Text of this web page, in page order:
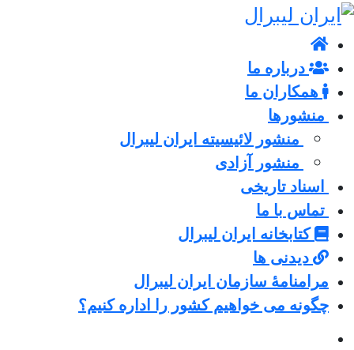
درباره ما
همکاران ما
منشورها
منشور لائیسیته ایران لیبرال
منشور آزادی
اسناد تاریخی
تماس با ما
کتابخانه ایران لیبرال
دیدنی ها
مرامنامۀ سازمان ایران لیبرال
چگونه می خواهیم کشور را اداره کنیم؟